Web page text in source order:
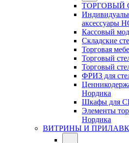
ТОРГОВЫЙ
аксессуары
Кассовый
Складские
Торговая
Торговый
Торговый
ФРИЗ для
Нордика
Шкафы для
Элементы
Нордика
ВИТРИНЫ И